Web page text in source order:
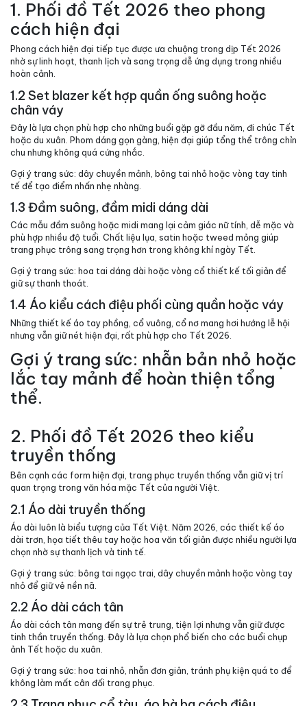
1. Phối đồ Tết 2026 theo phong
cách hiện đại
Phong cách hiện đại tiếp tục được ưa chuộng trong dịp Tết 2026
nhờ sự linh hoạt, thanh lịch và sang trọng dễ ứng dụng trong nhiều
hoàn cảnh.
1.2 Set blazer kết hợp quần ống suông hoặc
chân váy
Đây là lựa chọn phù hợp cho những buổi gặp gỡ đầu năm, đi chúc Tết
hoặc du xuân. Phom dáng gọn gàng, hiện đại giúp tổng thể trông chỉn
chu nhưng không quá cứng nhắc.
Gợi ý trang sức: dây chuyền mảnh, bông tai nhỏ hoặc vòng tay tinh
tế để tạo điểm nhấn nhẹ nhàng.
1.3 Đầm suông, đầm midi dáng dài
Các mẫu đầm suông hoặc midi mang lại cảm giác nữ tính, dễ mặc và
phù hợp nhiều độ tuổi. Chất liệu lụa, satin hoặc tweed mỏng giúp
trang phục trông sang trọng hơn trong không khí ngày Tết.
Gợi ý trang sức: hoa tai dáng dài hoặc vòng cổ thiết kế tối giản để
giữ sự thanh thoát.
1.4 Áo kiểu cách điệu phối cùng quần hoặc váy
Những thiết kế áo tay phồng, cổ vuông, cổ nơ mang hơi hướng lễ hội
nhưng vẫn giữ nét hiện đại, rất phù hợp cho Tết 2026.
Gợi ý trang sức: nhẫn bản nhỏ hoặc
lắc tay mảnh để hoàn thiện tổng
thể.
2. Phối đồ Tết 2026 theo kiểu
truyền thống
Bên cạnh các form hiện đại, trang phục truyền thống vẫn giữ vị trí
quan trọng trong văn hóa mặc Tết của người Việt.
2.1 Áo dài truyền thống
Áo dài luôn là biểu tượng của Tết Việt. Năm 2026, các thiết kế áo
dài trơn, họa tiết thêu tay hoặc hoa văn tối giản được nhiều người lựa
chọn nhờ sự thanh lịch và tinh tế.
Gợi ý trang sức: bông tai ngọc trai, dây chuyền mảnh hoặc vòng tay
nhỏ để giữ vẻ nền nã.
2.2 Áo dài cách tân
Áo dài cách tân mang đến sự trẻ trung, tiện lợi nhưng vẫn giữ được
tinh thần truyền thống. Đây là lựa chọn phổ biến cho các buổi chụp
ảnh Tết hoặc du xuân.
Gợi ý trang sức: hoa tai nhỏ, nhẫn đơn giản, tránh phụ kiện quá to để
không làm mất cân đối trang phục.